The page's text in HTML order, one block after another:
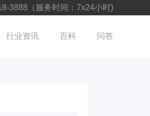
3888（服务时间：7x24小时)
行业资讯 百科 问答